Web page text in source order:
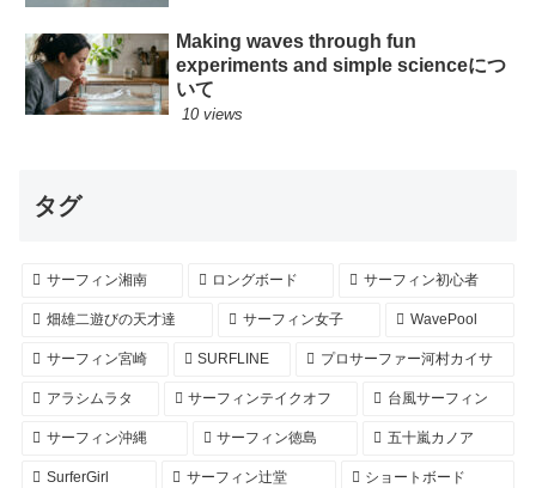
Making waves through fun
experiments and simple scienceにつ
いて
10 views
タグ
サーフィン湘南 ロングボード サーフィン初心者
畑雄二遊びの天才達 サーフィン女子 WavePool
サーフィン宮崎 SURFLINE プロサーファー河村カイサ
アラシムラタ サーフィンテイクオフ 台風サーフィン
サーフィン沖縄 サーフィン徳島 五十嵐カノア
SurferGirl サーフィン辻堂 ショートボード